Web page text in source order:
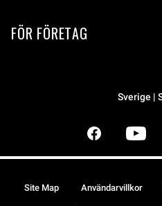
FÖR FÖRETAG
Sverige |
Site Map Användarvillkor